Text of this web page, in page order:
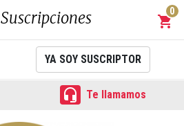
Suscripciones shopping_cart
0
YA SOY SUSCRIPTOR
 Te llamamos